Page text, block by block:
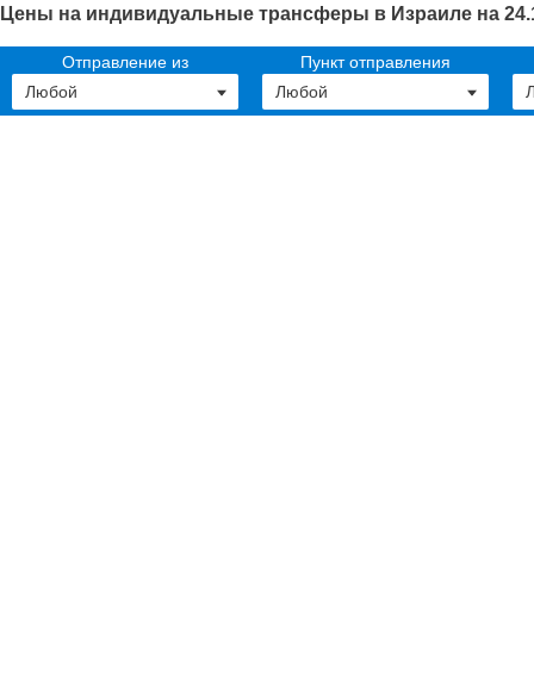
Цены на индивидуальные трансферы в Израиле на
Отправление из Пункт отправления